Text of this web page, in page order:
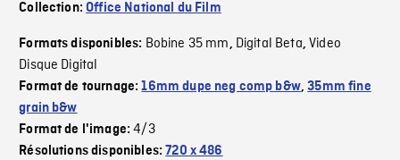
Collection:Office National du Film
Formats disponibles: Bobine 35 mm, Digital Beta,Video
Disque Digital
Format de tournage:16mm dupe neg comp b&w,35mm fine
grain b&w
Format de l'image:4/3
Résolutions disponibles:720 x 486